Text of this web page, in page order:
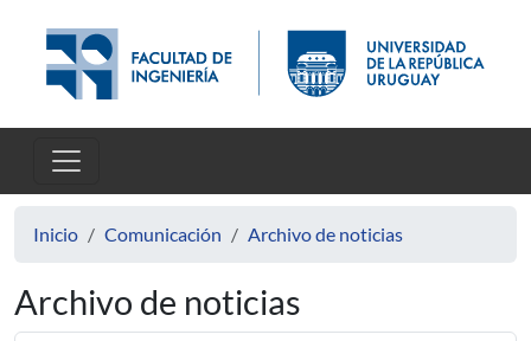
Inicio Comunicación Archivo de noticias
Archivo de noticias